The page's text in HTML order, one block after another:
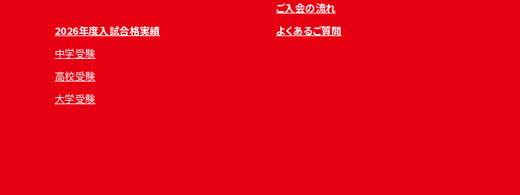
2026年度入試合格実績
中学受験
高校受験
大学受験
ご入会の流れ
よくあるご質問